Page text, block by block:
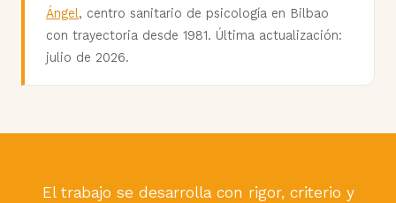
Ángel, centro sanitario de psicología en Bilbao
con trayectoria desde 1981. Última actualización:
julio de 2026.
El trabajo se desarrolla con rigor, criterio y